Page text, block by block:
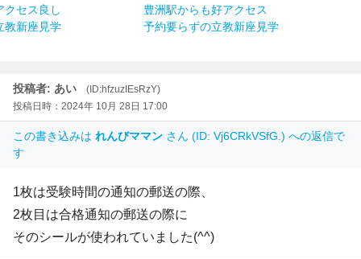
クセス良し
教新座見学
豊洲駅からも好アクセス
予約要らずの立教新座見学
投稿者: あい
(ID:hfzuzIEsRzY)
投稿日時：2024年 10月 28日 17:00
この書き込みは れんびママン さん (ID: Vj6CRkVSfG.) への返信で
す
1枚は受験時間の通知の郵送の際、
2枚目は合格通知の郵送の際に
そのシールが使われていました(^^)